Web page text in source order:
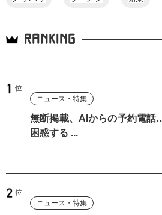
RANKING
ニュース・特集
無断掲載、AIからの予約電話
困惑する ...
ニュース・特集